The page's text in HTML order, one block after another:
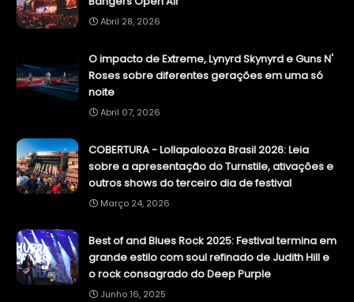
Abril 28, 2026
O impacto de Extreme, Lynyrd Skynyrd e Guns N'
Roses sobre diferentes gerações em uma só
noite
Abril 07, 2026
COBERTURA - Lollapalooza Brasil 2026: Leia
sobre a apresentação do Turnstile, ativações e
outros shows do terceiro dia de festival
Março 24, 2026
Best of and Blues Rock 2025: Festival termina em
grande estilo com soul refinado de Judith Hill e
o rock consagrado do Deep Purple
Junho 16, 2025